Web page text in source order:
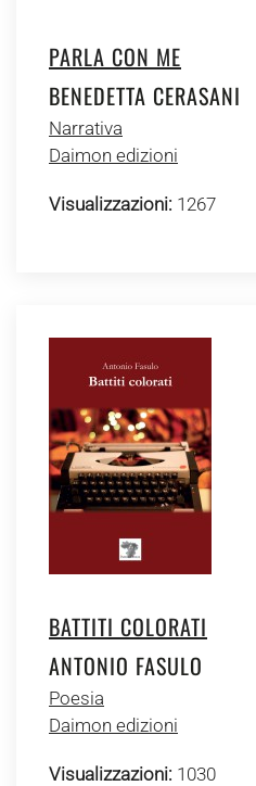
PARLA CON ME
BENEDETTA CERASANI
Narrativa
Daimon edizioni
Visualizzazioni: 1267
BATTITI COLORATI
ANTONIO FASULO
Poesia
Daimon edizioni
Visualizzazioni: 1030